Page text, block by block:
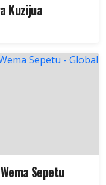
Kuzijua
Sepetu